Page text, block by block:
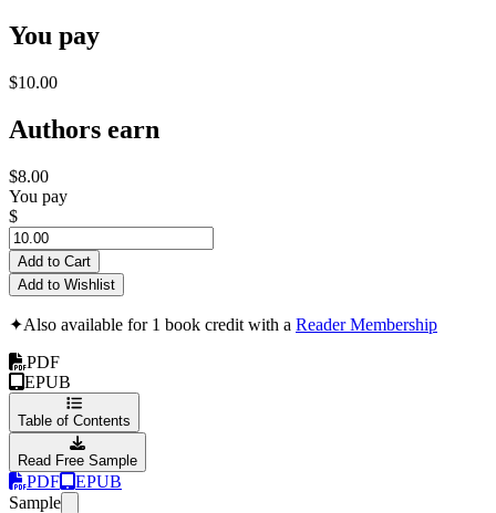
You pay
$10.00
Authors earn
$8.00
You pay
$
Add to Cart
Add to Wishlist
✦Also available for 1 book credit with a Reader Membership
PDF
EPUB
Table of Contents
Read Free Sample
PDF
EPUB
Sample